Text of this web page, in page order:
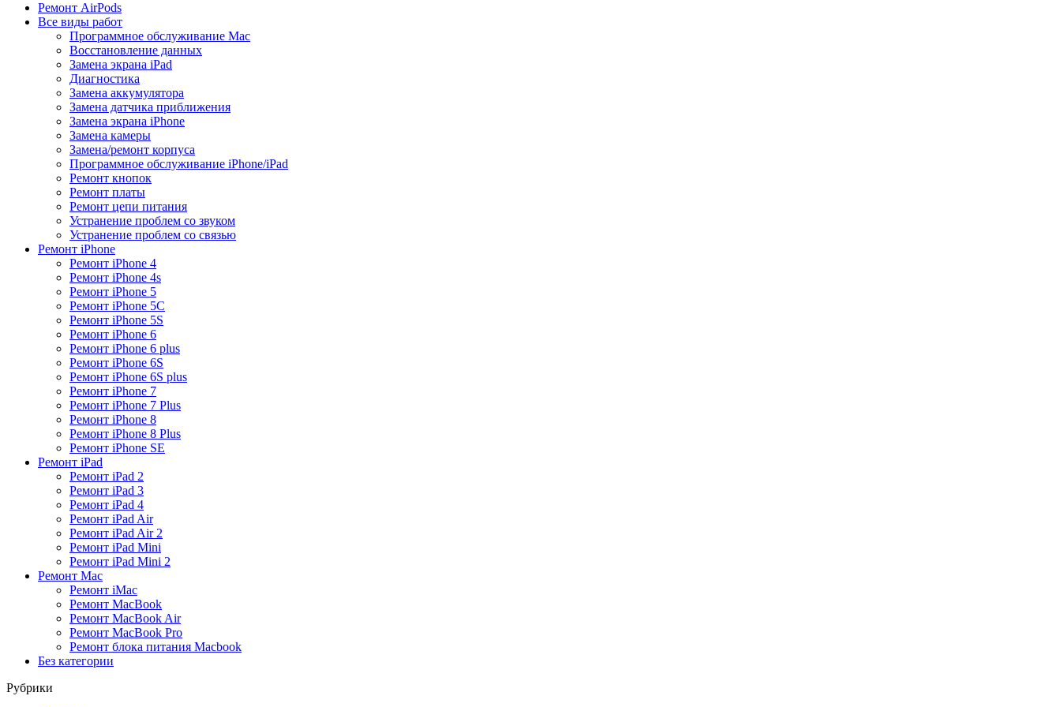
Ремонт AirPods
Все виды работ
Программное обслуживание Mac
Восстановление данных
Замена экрана iPad
Диагностика
Замена аккумулятора
Замена датчика приближения
Замена экрана iPhone
Замена камеры
Замена/ремонт корпуса
Программное обслуживание iPhone/iPad
Ремонт кнопок
Ремонт платы
Ремонт цепи питания
Устранение проблем со звуком
Устранение проблем со связью
Ремонт iPhone
Ремонт iPhone 4
Ремонт iPhone 4s
Ремонт iPhone 5
Ремонт iPhone 5C
Ремонт iPhone 5S
Ремонт iPhone 6
Ремонт iPhone 6 plus
Ремонт iPhone 6S
Ремонт iPhone 6S plus
Ремонт iPhone 7
Ремонт iPhone 7 Plus
Ремонт iPhone 8
Ремонт iPhone 8 Plus
Ремонт iPhone SE
Ремонт iPad
Ремонт iPad 2
Ремонт iPad 3
Ремонт iPad 4
Ремонт iPad Air
Ремонт iPad Air 2
Ремонт iPad Mini
Ремонт iPad Mini 2
Ремонт Mac
Ремонт iMac
Ремонт MacBook
Ремонт MacBook Air
Ремонт MacBook Pro
Ремонт блока питания Macbook
Без категории
Рубрики